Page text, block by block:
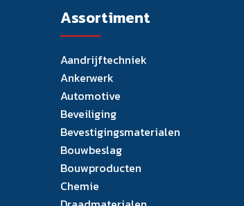
Assortiment
Aandrijftechniek
Ankerwerk
Automotive
Beveiliging
Bevestigingsmaterialen
Bouwbeslag
Bouwproducten
Chemie